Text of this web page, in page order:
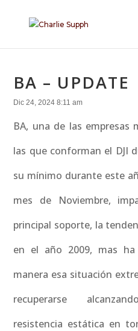
BA – UPDATE
Dic 24, 2024 8:11 am
BA, una de las empresas
las que conforman el DJI
su mínimo durante este
mes de Noviembre,
principal soporte, la
en el año 2009, mas
manera esa situación
recuperarse
resistencia estática en